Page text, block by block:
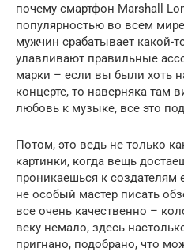
почему смартфон Marshall
популярностью во всем
мужчин срабатывает какой-
улавливают правильные
марки – если вы были хоть
концерте, то наверняка там
любовь к музыке, все это
Потом, это ведь не только
картинки, когда вещь
проникаешься к
не особый мастер писать
все очень качественно –
веку немало, здесь
пригнано, подобрано, что